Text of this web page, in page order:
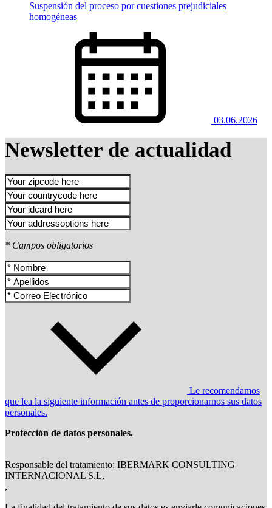
Suspensión del proceso por cuestiones prejudiciales
homogéneas
03.06.2026
Newsletter de actualidad
* Campos obligatorios
Le recomendamos
que lea la siguiente información antes de proporcionarnos sus datos
personales.
Protección de datos personales.
Responsable del tratamiento: IBERMARK CONSULTING
INTERNACIONAL S.L,
,